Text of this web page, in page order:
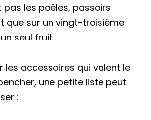
pas les poêles, passoirs
que sur un vingt-troisième
seul fruit.
les accessoires qui valent le
une petite liste peut
: